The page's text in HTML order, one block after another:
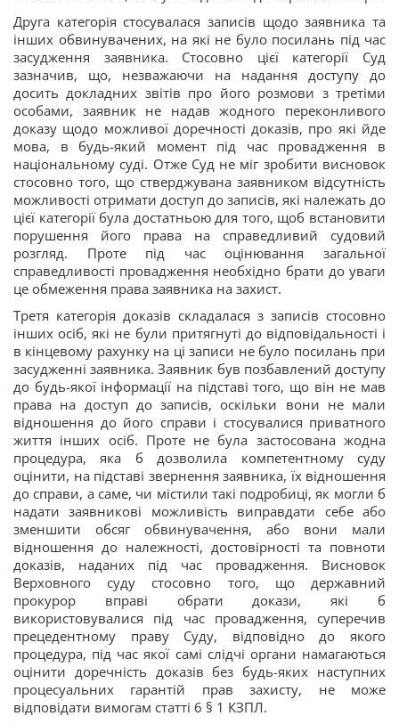
Друга категорія стосувалася записів щодо заявника та
інших обвинувачених, на які не було посилань під час
засудження заявника. Стосовно цієї категорії Суд
зазначив, що, незважаючи на надання доступу до
досить докладних звітів про його розмови з третіми
особами, заявник не надав жодного переконливого
доказу щодо можливої доречності доказів, про які йде
мова, в будь-який момент під час провадження в
національному суді. Отже Суд не міг зробити висновок
стосовно того, що стверджувана заявником відсутність
можливості отримати доступ до записів, які належать до
цієї категорії була достатньою для того, щоб встановити
порушення його права на справедливий судовий
розгляд. Проте під час оцінювання загальної
справедливості провадження необхідно брати до уваги
це обмеження права заявника на захист.
Третя категорія доказів складалася з записів стосовно
інших осіб, які не були притягнуті до відповідальності і
в кінцевому рахунку на ці записи не було посилань при
засудженні заявника. Заявник був позбавлений доступу
до будь-якої інформації на підставі того, що він не мав
права на доступ до записів, оскільки вони не мали
відношення до його справи і стосувалися приватного
життя інших осіб. Проте не була застосована жодна
процедура, яка б дозволила компетентному суду
оцінити, на підставі звернення заявника, їх відношення
до справи, а саме, чи містили такі подробиці, як могли б
надати заявникові можливість виправдати себе або
зменшити обсяг обвинувачення, або вони мали
відношення до належності, достовірності та повноти
доказів, наданих під час провадження. Висновок
Верховного суду стосовно того, що державний
прокурор вправі обрати докази, які б
використовувалися під час провадження, суперечив
прецедентному праву Суду, відповідно до якого
процедура, під час якої самі слідчі органи намагаються
оцінити доречність доказів без будь-яких наступних
процесуальних гарантій прав захисту, не може
відповідати вимогам статті 6 § 1 КЗПЛ.